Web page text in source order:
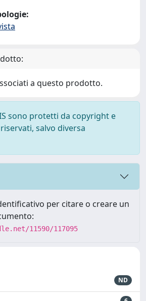
a questo prodotto.
sono protetti da copyright e
salvo diversa
per citare o creare un
11590/117095
ND